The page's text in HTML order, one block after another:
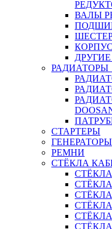
ВАЛЫ
РАДИАТОРЫ
СТАРТЕРЫ
ГЕНЕРАТОРЫ
РЕМНИ
СТЁКЛА
СТЁКЛА
СТЁКЛА
СТЁКЛА
СТЁКЛА
СТЁКЛА
СТЁКЛА